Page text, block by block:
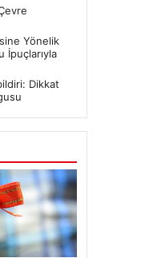
Yönelik
İpuçlarıyla
Dikkat